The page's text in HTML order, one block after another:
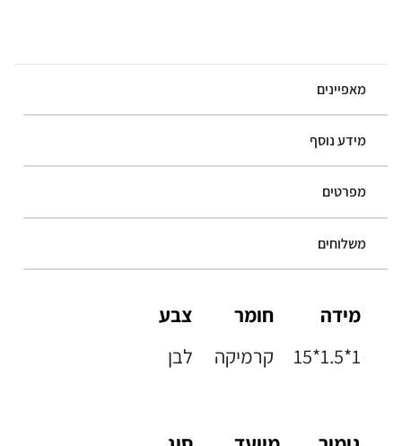
מאפיינים
מידע נוסף
מפרטים
משלוחים
מידה
15*1.5*1
חומר
קרמיקה
צבע
לבן